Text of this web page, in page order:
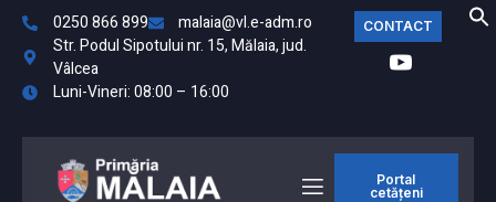
0250 866 899
malaia@vl.e-adm.ro
Str. Podul Sipotului nr. 15, Mălaia, jud.
Vâlcea
Luni-Vineri: 08:00 – 16:00
CONTACT
Portal
cetățeni